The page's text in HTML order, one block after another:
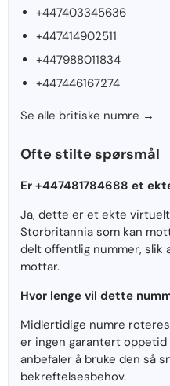
+447403345636
+447414902511
+447988011834
+447446167274
Se alle britiske numre →
Ofte stilte spørsmål
Er +447481784688 et
Ja, dette er et ekte
Storbritannia som kan
delt offentlig nummer, slik
mottar.
Hvor lenge vil dette
Midlertidige numre
er ingen garantert
anbefaler å bruke den så
bekreftelsesbehov.